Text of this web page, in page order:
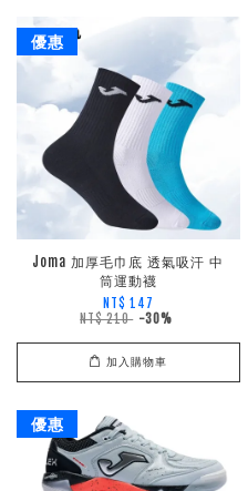
優惠
Joma 加厚毛巾底 透氣吸汗 中
筒運動襪
NT$ 147
NT$ 210 -30%
加入購物車
優惠